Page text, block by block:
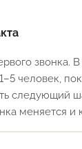
звонка.
человек,
следующий
меняется и